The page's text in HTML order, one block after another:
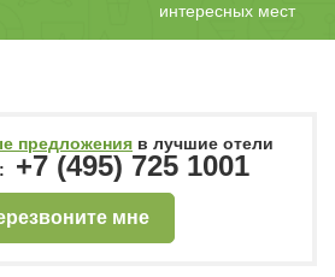
интересных мест
предложения в лучшие отели
+7 (495) 725 1001
мне